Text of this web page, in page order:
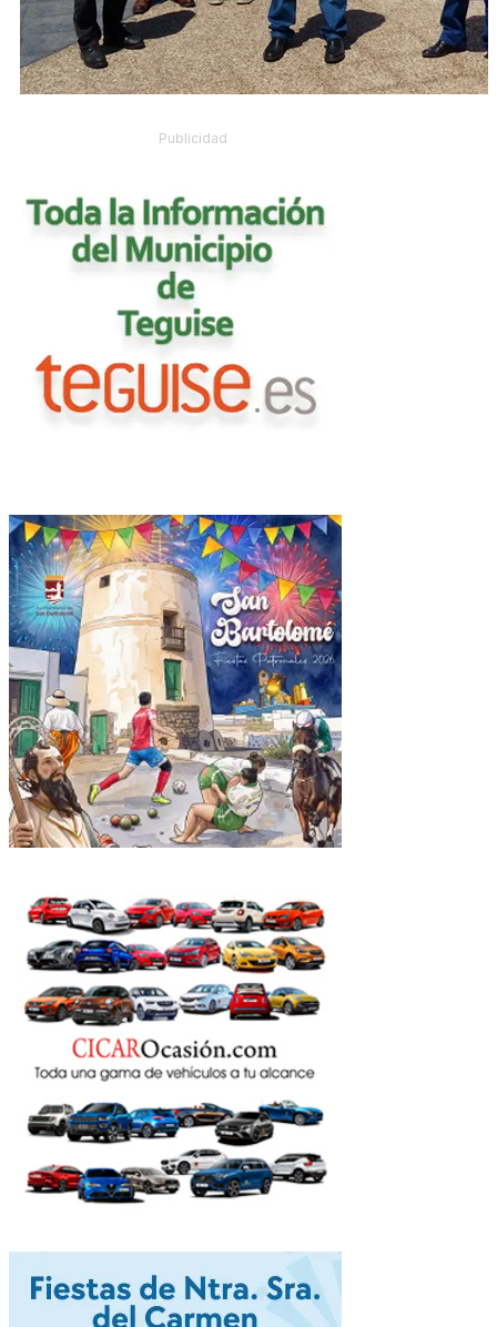
Publicidad